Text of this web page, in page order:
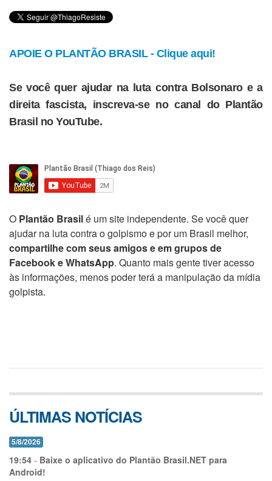
APOIE O PLANTÃO BRASIL - Clique aqui!
Se você quer ajudar na luta contra Bolsonaro e a
direita fascista, inscreva-se no canal do Plantão
Brasil no YouTube.
O Plantão Brasilé um site independente. Se você quer
ajudar na luta contra o golpismo e por um Brasil melhor,
compartilhe com seus amigos e em grupos de
Facebook e WhatsApp. Quanto mais gente tiver acesso
às informações, menos poder terá a manipulação da mídia
golpista.
ÚLTIMAS NOTÍCIAS
5/8/2026
19:54 - Baixe o aplicativo do Plantão Brasil.NET para
Android!